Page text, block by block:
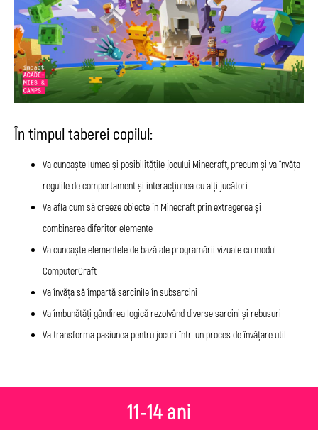
În timpul taberei copilul:
Va cunoaște lumea și posibilitățile jocului Minecraft, precum și va învăța
regulile de comportament și interacțiunea cu alți jucători
Va afla cum să creeze obiecte în Minecraft prin extragerea și
combinarea diferitor elemente
Va cunoaște elementele de bază ale programării vizuale cu modul
ComputerCraft
Va învăța să împartă sarcinile în subsarcini
Va îmbunătăți gândirea logică rezolvând diverse sarcini și rebusuri
Va transforma pasiunea pentru jocuri într-un proces de învățare util
11-14 ani